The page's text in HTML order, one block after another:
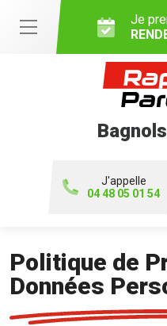
Je
J'appelle
04 48 05 01 54
Politique de
Données